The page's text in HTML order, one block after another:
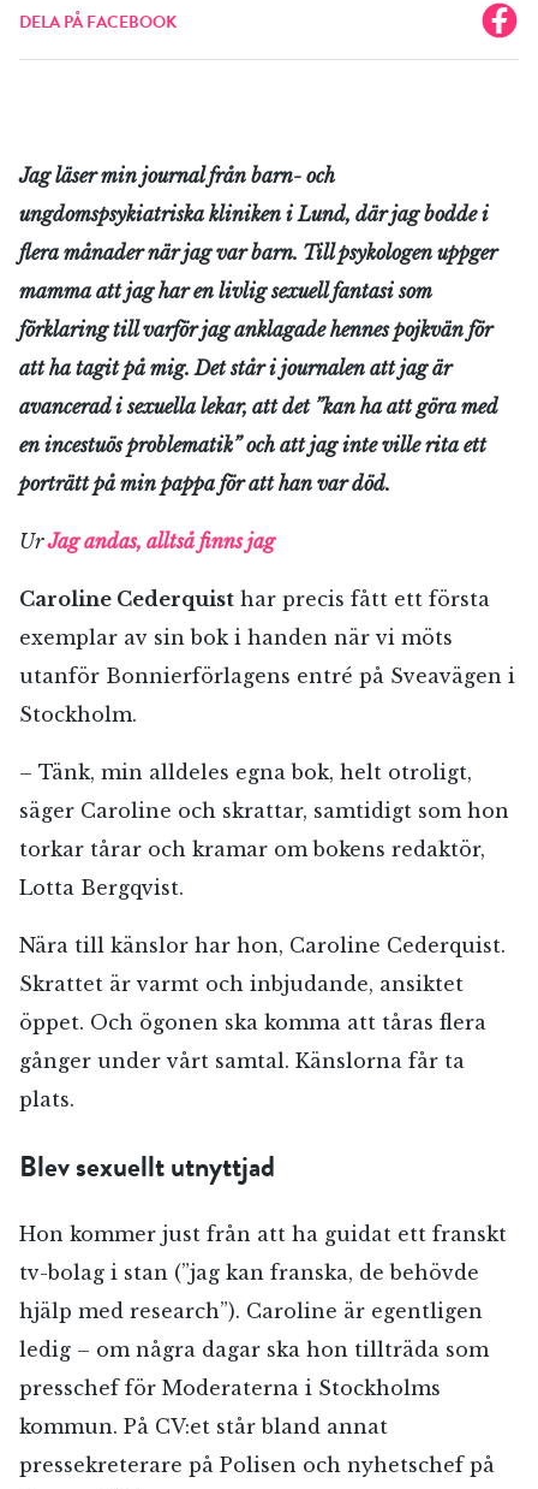
DELA PÅ FACEBOOK
Jag läser min journal från barn- och
ungdomspsykiatriska kliniken i Lund, där jag bodde i
flera månader när jag var barn. Till psykologen uppger
mamma att jag har en livlig sexuell fantasi som
förklaring till varför jag anklagade hennes pojkvän för
att ha tagit på mig. Det står i journalen att jag är
avancerad i sexuella lekar, att det ”kan ha att göra med
en incestuös problematik” och att jag inte ville rita ett
porträtt på min pappa för att han var död.
UrJag andas, alltså finns jag
Caroline Cederquist har precis fått ett första
exemplar av sin bok i handen när vi möts
utanför Bonnierförlagens entré på Sveavägen i
Stockholm.
– Tänk, min alldeles egna bok, helt otroligt,
säger Caroline och skrattar, samtidigt som hon
torkar tårar och kramar om bokens redaktör,
Lotta Bergqvist.
Nära till känslor har hon, Caroline Cederquist.
Skrattet är varmt och inbjudande, ansiktet
öppet. Och ögonen ska komma att tåras flera
gånger under vårt samtal. Känslorna får ta
plats.
Blev sexuellt utnyttjad
Hon kommer just från att ha guidat ett franskt
tv-bolag i stan (”jag kan franska, de behövde
hjälp med research”). Caroline är egentligen
ledig – om några dagar ska hon tillträda som
presschef för Moderaterna i Stockholms
kommun. På CV:et står bland annat
pressekreterare på Polisen och nyhetschef på